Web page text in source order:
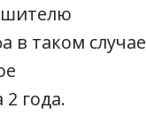
в таком случае
года.